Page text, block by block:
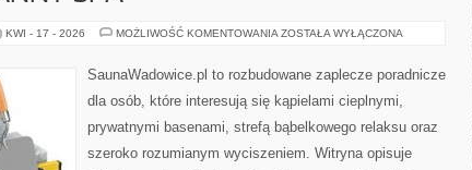
KWI - 17 - 2026 MOŻLIWOŚĆ KOMENTOWANIA JACUZZI
ZOSTAŁA WYŁĄCZONA
SaunaWadowice.pl to rozbudowane zaplecze poradnicze
dla osób, które interesują się kąpielami cieplnymi,
prywatnymi basenami, strefą bąbelkowego relaksu oraz
szeroko rozumianym wyciszeniem. Witryna opisuje